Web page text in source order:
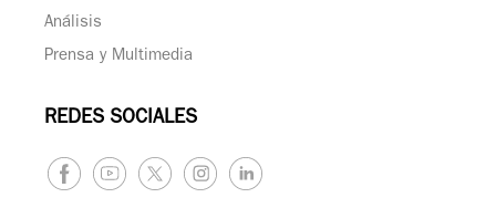
Análisis
Prensa y Multimedia
REDES SOCIALES